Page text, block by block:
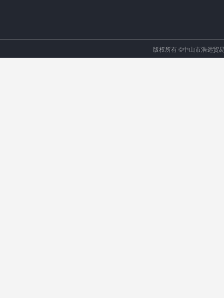
版权所有 ©中山市浩远贸